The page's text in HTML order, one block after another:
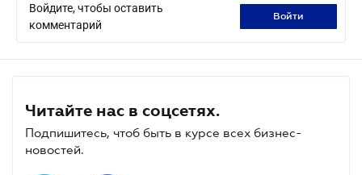
Войдите, чтобы оставить
комментарий
войти
Читайте нас в соцсетях.
Подпишитесь, чтоб быть в курсе всех бизнес-
новостей.